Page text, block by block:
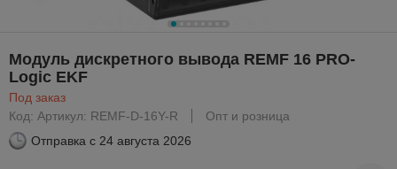
Модуль дискретного вывода REMF 16 PRO-
Logic EKF
Под заказ
Код: Артикул: REMF-D-16Y-R
Опт и розница
Отправка с 24 августа 2026